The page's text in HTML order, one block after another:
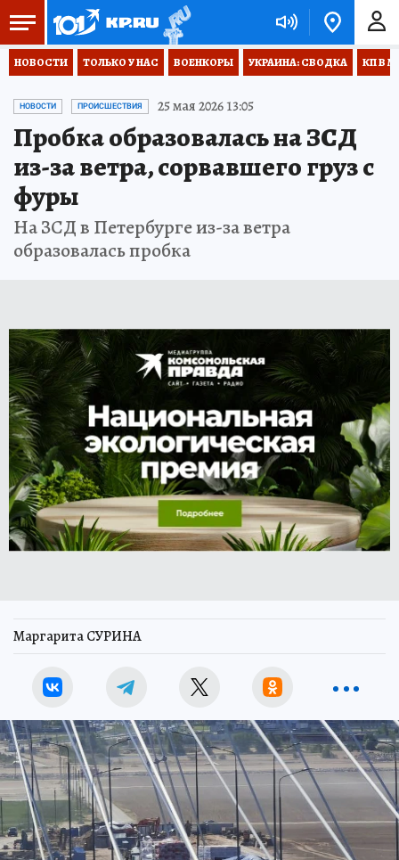
НОВОСТИ ТОЛЬКО У НАС ВОЕНКОРЫ УКРАИНА: СВОДКА КП В
НОВОСТИ ПРОИСШЕСТВИЯ 25 мая 2026 13:05
Пробка образовалась на ЗСД
из-за ветра, сорвавшего груз с
фуры
На ЗСД в Петербурге из-за ветра
образовалась пробка
Маргарита СУРИНА